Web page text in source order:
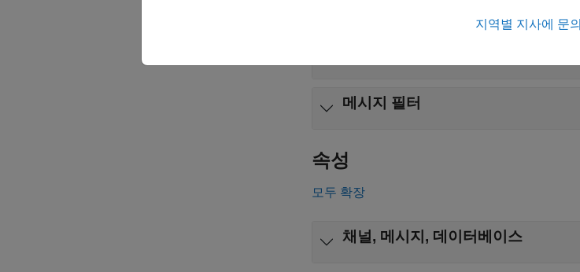
메시지 필터
속성
모두 확장
채널, 메시지, 데이터베이스
지역별 지사에 문의